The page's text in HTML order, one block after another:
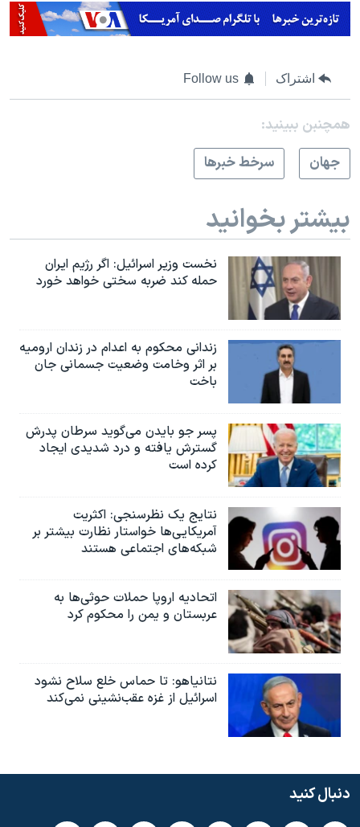
اشتراک Follow us
همچنبن ببینید:
جهان
سرخط خبرها
بیشتر بخوانید
نخست وزیر اسرائيل: اگر رژیم ایران
حمله کند ضربه سختی خواهد خورد
زندانی محکوم به اعدام در زندان ارومیه
بر اثر وخامت وضعیت جسمانی جان
باخت
پسر جو بایدن می‌گوید سرطان پدرش
گسترش یافته و درد شدیدی ایجاد
کرده است
نتایج یک نظرسنجی: اکثریت
آمریکایی‌ها خواستار نظارت بیشتر بر
شبکه‌های اجتماعی هستند
اتحادیه اروپا حملات حوثی‌ها به
عربستان و یمن را محکوم کرد
نتانیاهو: تا حماس خلع سلاح نشود
اسرائیل از غزه عقب‌نشینی نمی‌کند
دنبال کنید